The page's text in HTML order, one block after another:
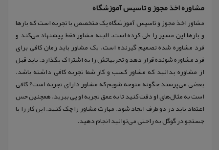
مشاوره اخذ مجوز و تاسیس آموزشگاه
مشاور اخذ مجوز و تاسیس آموزشگاه یک متخصص با تجربه است که بار‌ها
و بارها این مسیر را طی کرده است. البته مشاور فقط پیشنهاد می‌کند و
فرد مشاوره شده تصمیم گیرنده است. یک مشاور باید زمان کافی برای
فرد مشاوره شونده قرار دهد و تجربیاتش را به اشتراک بگذارد. باید قبل
از مشاوره بدانید که مشاور کسب و کار شما تجربه کافی داشته باشد.
بعضی می‌پرسند چگونه متوجه شویم که مشاور دارای تجربه است؟ کافی
است به مثال‌های او دقت کنید تا به عمق تجربه او پی ببرید. همچنین حس
اعتماد باید در دو طرف ایجاد شود. مهارت مشاور را چک کنید. این کار را با
جستجو در گوگل به راحتی می‌توانید انجام دهید.